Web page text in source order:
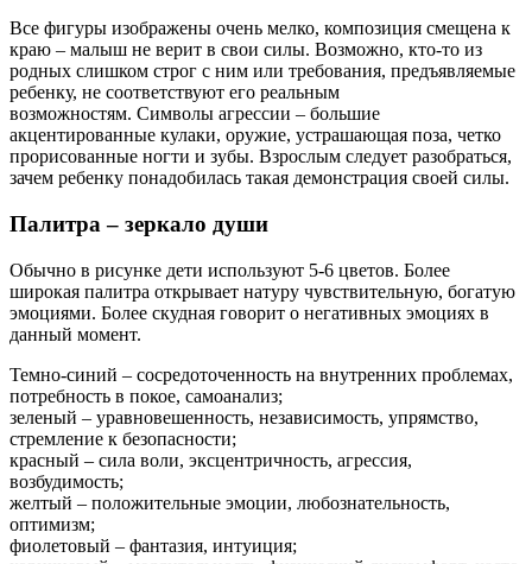
Все фигуры изображены очень мелко, композиция смещена к
краю – малыш не верит в свои силы. Возможно, кто-то из
родных слишком строг с ним или требования, предъявляемые
ребенку, не соответствуют его реальным
возможностям. Символы агрессии – большие
акцентированные кулаки, оружие, устрашающая поза, четко
прорисованные ногти и зубы. Взрослым следует разобраться,
зачем ребенку понадобилась такая демонстрация своей силы.
Палитра – зеркало души
Обычно в рисунке дети используют 5-6 цветов. Более
широкая палитра открывает натуру чувствительную, богатую
эмоциями. Более скудная говорит о негативных эмоциях в
данный момент.
Темно-синий – сосредоточенность на внутренних проблемах,
потребность в покое, самоанализ;
зеленый – уравновешенность, независимость, упрямство,
стремление к безопасности;
красный – сила воли, эксцентричность, агрессия,
возбудимость;
желтый – положительные эмоции, любознательность,
оптимизм;
фиолетовый – фантазия, интуиция;